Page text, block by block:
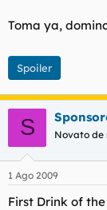
Toma ya,
Spoiler
S Novato de
1 Ago 2009
First Drink of